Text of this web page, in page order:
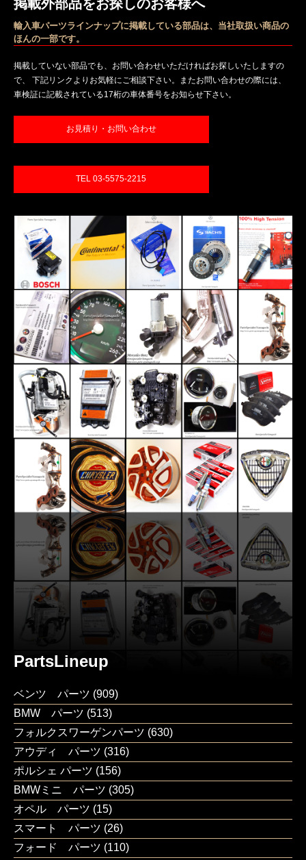
掲載外部品をお探しのお客様へ
輸入車パーツラインナップに掲載している部品は、当社取扱い商品の
ほんの一部です。
掲載していない部品でも、お問い合わせいただければお探しいたしますの
で、 下記リンクよりお気軽にご相談下さい。またお問い合わせの際には、
車検証に記載されている17桁の車体番号をお知らせ下さい。
お見積り・お問い合わせ
TEL 03-5575-2215
PartsLineup
ベンツ パーツ (909)
BMW パーツ (513)
フォルクスワーゲンパーツ (630)
アウディ パーツ (316)
ポルシェ パーツ (156)
BMWミニ パーツ (305)
オペル パーツ (15)
スマート パーツ (26)
フォード パーツ (110)